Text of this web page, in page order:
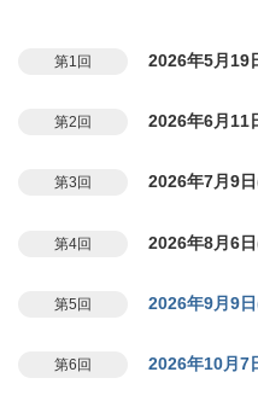
第1回 2026年5月19
第2回 2026年6月11
第3回 2026年7月9日
第4回 2026年8月6日
第5回 2026年9月9
第6回 2026年10月7